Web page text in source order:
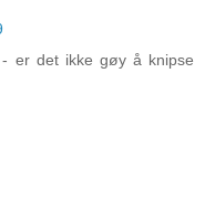
er det ikke gøy å knipse